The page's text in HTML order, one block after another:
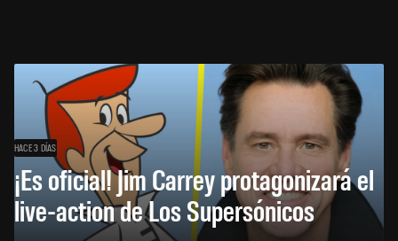
HACE 3 DÍAS
¡Es oficial! Jim Carrey protagonizará el
live-action de Los Supersónicos